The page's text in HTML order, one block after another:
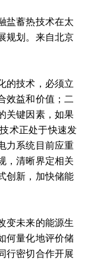
盐蓄热技术在太
规划。来自北京
的技术，必须立
效益和价值；二
关键因素，如果
术正处于快速发
力系统目前应重
，清晰界定相关
创新，加快储能
变未来的能源生
何量化地评价储
行密切合作开展